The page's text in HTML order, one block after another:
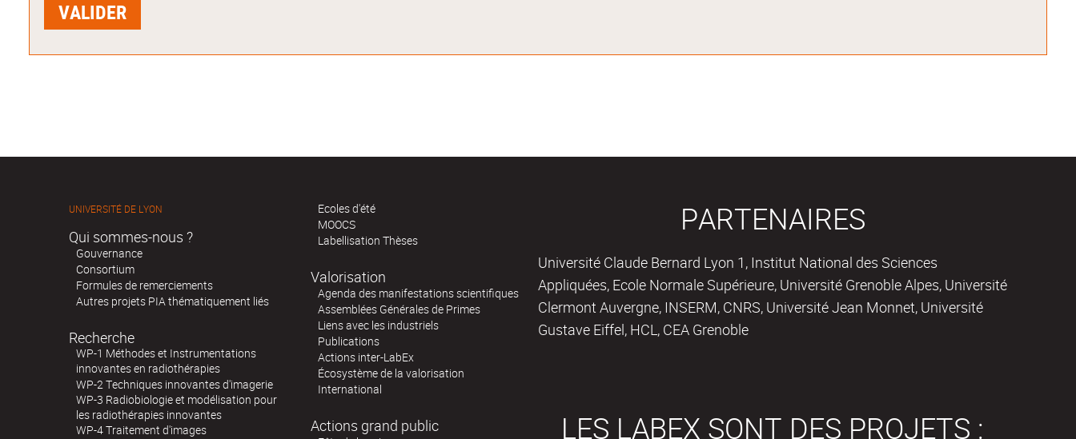
UNIVERSITÉ DE LYON
Qui sommes-nous ?
Gouvernance
Consortium
Formules de remerciements
Autres projets PIA thématiquement liés
Recherche
WP-1 Méthodes et Instrumentations
innovantes en radiothérapies
WP-2 Techniques innovantes d'imagerie
WP-3 Radiobiologie et modélisation pour
les radiothérapies innovantes
WP-4 Traitement d'images
Ecoles d'été
MOOCS
Labellisation Thèses
Valorisation
Agenda des manifestations scientifiques
Assemblées Générales de Primes
Liens avec les industriels
Publications
Actions inter-LabEx
Écosystème de la valorisation
International
Actions grand public
PARTENAIRES
Université Claude Bernard Lyon 1, Institut National des Sciences
Appliquées, Ecole Normale Supérieure, Université Grenoble Alpes, Université
Clermont Auvergne, INSERM, CNRS, Université Jean Monnet, Université
Gustave Eiffel, HCL, CEA Grenoble
LES LABEX SONT DES PROJETS :